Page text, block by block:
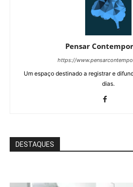
Pensar
https://
Um espaço destinado a registrar e
dias.
DESTAQUES